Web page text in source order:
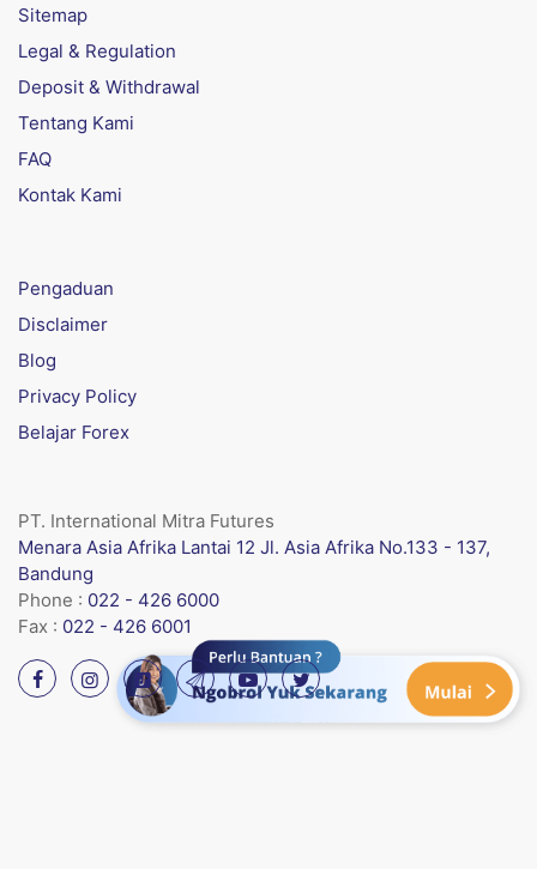
Sitemap
Legal & Regulation
Deposit & Withdrawal
Tentang Kami
FAQ
Kontak Kami
Pengaduan
Disclaimer
Blog
Privacy Policy
Belajar Forex
PT. International Mitra Futures
Menara Asia Afrika Lantai 12 Jl. Asia Afrika No.133 - 137,
Bandung
Phone : 022 - 426 6000
Fax : 022 - 426 6001